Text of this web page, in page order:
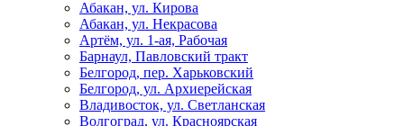
Абакан, ул. Кирова
Абакан, ул. Некрасова
Артём, ул. 1-ая, Рабочая
Барнаул, Павловский тракт
Белгород, пер. Харьковский
Белгород, ул. Архиерейская
Владивосток, ул. Светланская
Волгоград, ул. Красноярская